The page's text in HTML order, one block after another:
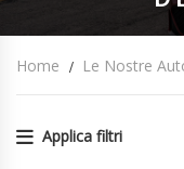
Home Le Nostre
Applica filtri